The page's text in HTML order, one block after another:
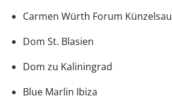
Carmen Würth Forum Künzelsau
Dom St. Blasien
Dom zu Kaliningrad
Blue Marlin Ibiza